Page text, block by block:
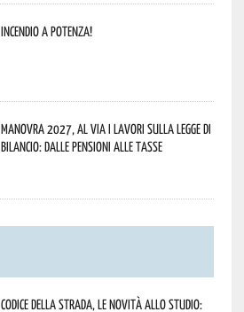
Incendio a Potenza!
Manovra 2027, al via i lavori sulla Legge di
Bilancio: dalle pensioni alle tasse
Codice della strada, le novità allo studio: